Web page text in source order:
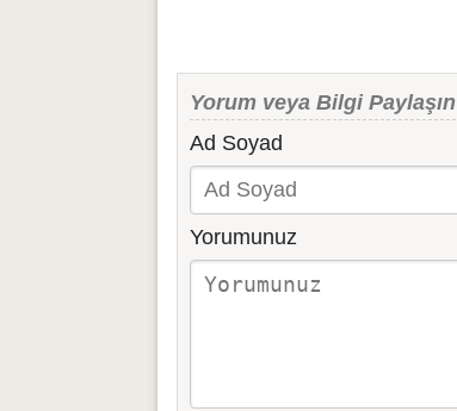
Yorum veya Bilgi Paylaşın
Ad Soyad
Yorumunuz